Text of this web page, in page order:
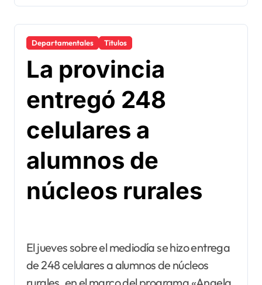
Departamentales Titulos
La provincia
entregó 248
celulares a
alumnos de
núcleos rurales
El jueves sobre el mediodía se hizo entrega
de 248 celulares a alumnos de núcleos